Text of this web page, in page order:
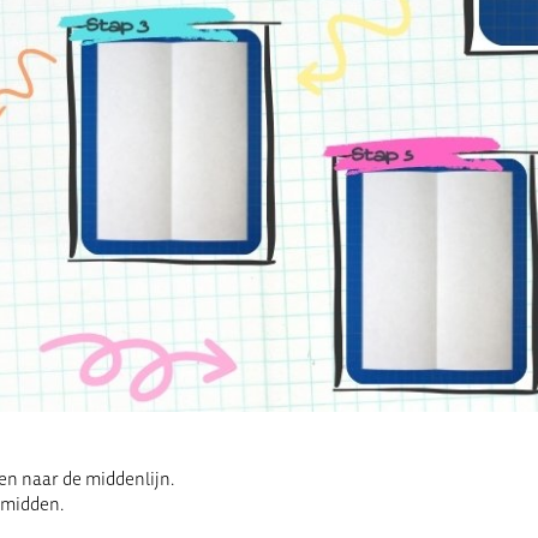
naar de middenlijn.